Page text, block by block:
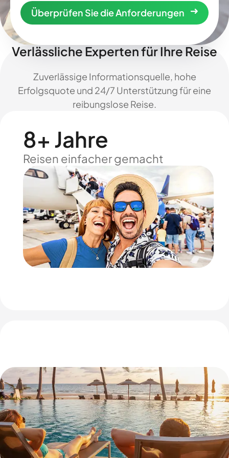
Überprüfen Sie die Anforderungen
Verlässliche Experten für Ihre Reise
Zuverlässige Informationsquelle, hohe
Erfolgsquote und 24/7 Unterstützung für eine
reibungslose Reise.
8+ Jahre
Reisen einfacher gemacht